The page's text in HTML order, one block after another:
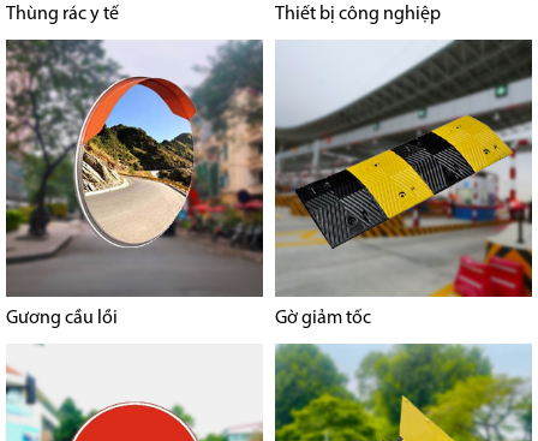
Thùng rác y tế Thiết bị công nghiệp
Gương cầu lồi Gờ giảm tốc